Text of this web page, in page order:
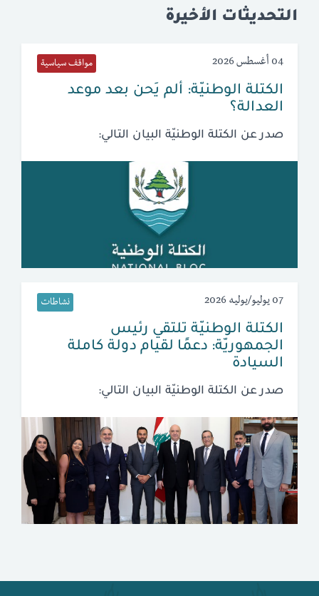
التحديثات الأخيرة
04 أغسطس 2026 مواقف سياسية
الكتلة الوطنيّة: ألم يَحن بعد موعد
العدالة؟
صدر عن الكتلة الوطنيّة البيان التالي:
07 يوليو/يوليه 2026 نشاطات
الكتلة الوطنيّة تلتقي رئيس
الجمهوريّة: دعمًا لقيام دولة كاملة
السيادة
صدر عن الكتلة الوطنيّة البيان التالي: